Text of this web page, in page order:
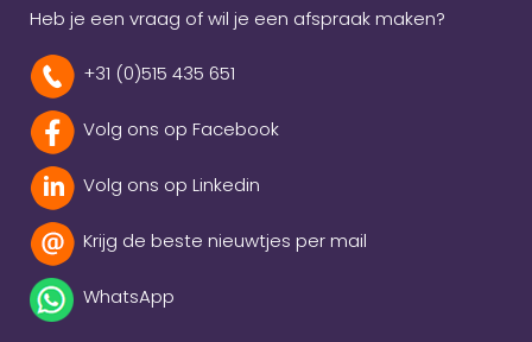
Heb je een vraag of wil je een afspraak maken?
+31 (0)515 435 651
Volg ons op Facebook
Volg ons op Linkedin
Krijg de beste nieuwtjes per mail
WhatsApp